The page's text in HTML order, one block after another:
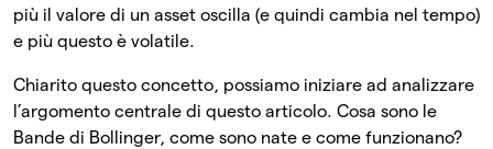
più il valore di un asset oscilla (e quindi cambia nel tempo)
e più questo è volatile.
Chiarito questo concetto, possiamo iniziare ad analizzare
l’argomento centrale di questo articolo. Cosa sono le
Bande di Bollinger, come sono nate e come funzionano?